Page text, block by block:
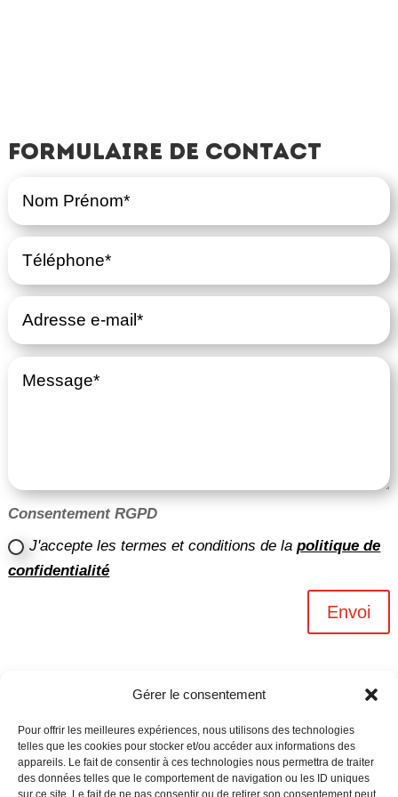
Gérer le consentement
Pour offrir les meilleures expériences, nous utilisons des technologies
telles que les cookies pour stocker et/ou accéder aux informations des
appareils. Le fait de consentir à ces technologies nous permettra de traiter
des données telles que le comportement de navigation ou les ID uniques
sur ce site. Le fait de ne pas consentir ou de retirer son consentement peut
Formulaire de contact
Consentement RGPD
J'accepte les termes et conditions de lapolitique de
confidentialité
Envoi